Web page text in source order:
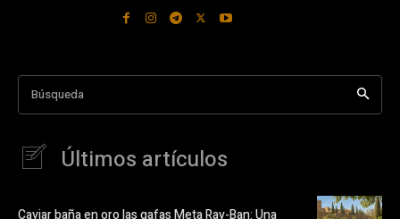
Búsqueda
Últimos artículos
Caviar baña en oro las gafas Meta Ray-Ban: Una